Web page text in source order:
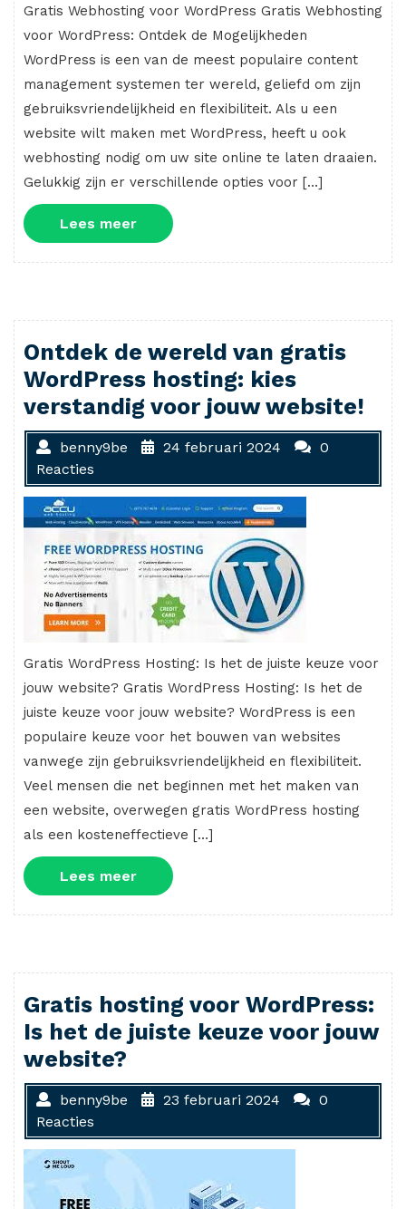
Gratis Webhosting voor WordPress Gratis Webhosting
voor WordPress: Ontdek de Mogelijkheden
WordPress is een van de meest populaire content
management systemen ter wereld, geliefd om zijn
gebruiksvriendelijkheid en flexibiliteit. Als u een
website wilt maken met WordPress, heeft u ook
webhosting nodig om uw site online te laten draaien.
Gelukkig zijn er verschillende opties voor […]
Lees meerLees
meer
Ontdek de wereld van gratis
WordPress hosting: kies
verstandig voor jouw website!
benny9be 24 februari 2024
0
Reacties
Gratis WordPress Hosting: Is het de juiste keuze voor
jouw website? Gratis WordPress Hosting: Is het de
juiste keuze voor jouw website? WordPress is een
populaire keuze voor het bouwen van websites
vanwege zijn gebruiksvriendelijkheid en flexibiliteit.
Veel mensen die net beginnen met het maken van
een website, overwegen gratis WordPress hosting
als een kosteneffectieve […]
Lees meerLees
meer
Gratis hosting voor WordPress:
Is het de juiste keuze voor jouw
website?
benny9be 23 februari 2024
0
Reacties